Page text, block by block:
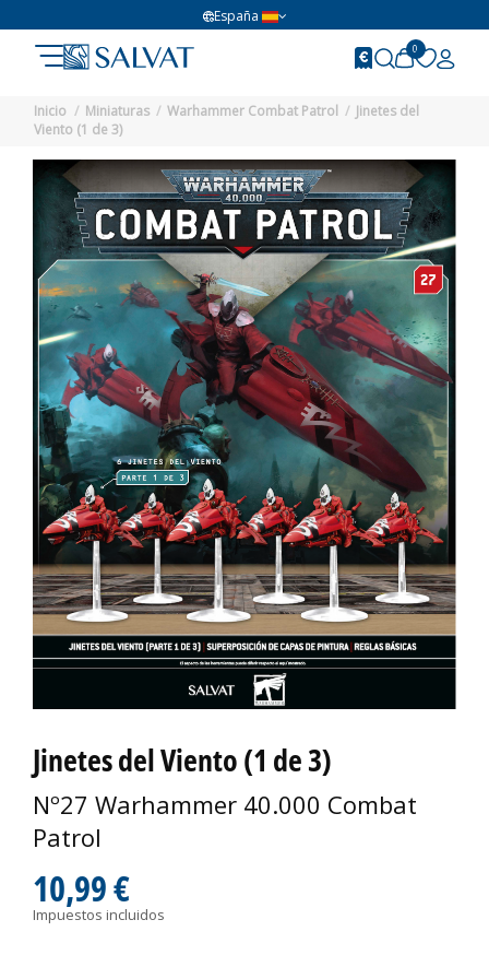
España
0
Inicio Miniaturas Warhammer Combat Patrol
Jinetes del
Viento (1 de 3)
Jinetes del Viento (1 de 3)
Nº27 Warhammer 40.000 Combat
Patrol
10,99 €
Impuestos incluidos